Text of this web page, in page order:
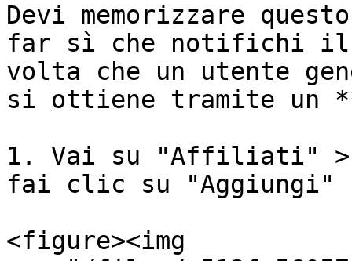
Devi memorizzare
far sì che notifichi il
volta che un utente
si ottiene tramite un
1. Vai su "Affiliati"
fai clic su "Aggiungi"
<figure><img